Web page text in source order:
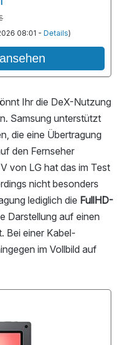
08:01 - Details)
Ihr die DeX-Nutzung
Samsung unterstützt
die eine Übertragung
den Fernseher
von LG hat das im Test
nicht besonders
lediglich die FullHD-
Darstellung auf einen
Bei einer Kabel-
im Vollbild auf